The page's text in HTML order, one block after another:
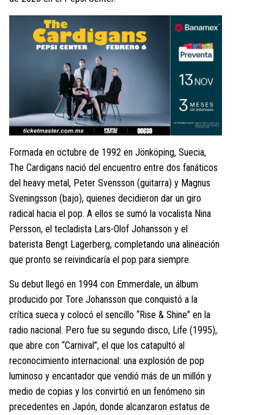
Formada en octubre de 1992 en Jönköping, Suecia,
The Cardigans nació del encuentro entre dos fanáticos
del heavy metal, Peter Svensson (guitarra) y Magnus
Sveningsson (bajo), quienes decidieron dar un giro
radical hacia el pop. A ellos se sumó la vocalista Nina
Persson, el tecladista Lars-Olof Johansson y el
baterista Bengt Lagerberg, completando una alineación
que pronto se reivindicaría el pop para siempre.
Su debut llegó en 1994 con Emmerdale, un álbum
producido por Tore Johansson que conquistó a la
crítica sueca y colocó el sencillo “Rise & Shine” en la
radio nacional. Pero fue su segundo disco, Life (1995),
que abre con “Carnival”, el que los catapultó al
reconocimiento internacional: una explosión de pop
luminoso y encantador que vendió más de un millón y
medio de copias y los convirtió en un fenómeno sin
precedentes en Japón, donde alcanzaron estatus de